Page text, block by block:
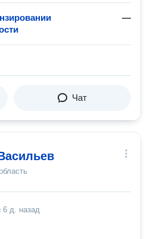
—
Чат
6 д. назад